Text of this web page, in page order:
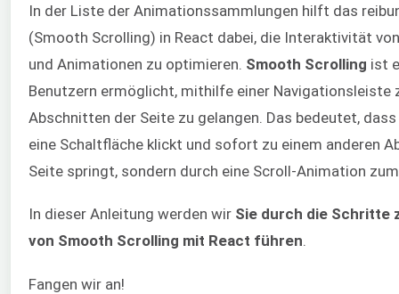
In der Liste der Animationssammlungen hilft das
(Smooth Scrolling) in React dabei, die Interaktivität
und Animationen zu optimieren. Smooth Scrolling ist
Benutzern ermöglicht, mithilfe einer Navigationsleiste
Abschnitten der Seite zu gelangen. Das bedeutet,
eine Schaltfläche klickt und sofort zu einem anderen
Seite springt, sondern durch eine Scroll-Animation
In dieser Anleitung werden wir Sie durch die Schritte
von Smooth Scrolling mit React führen.
Fangen wir an!